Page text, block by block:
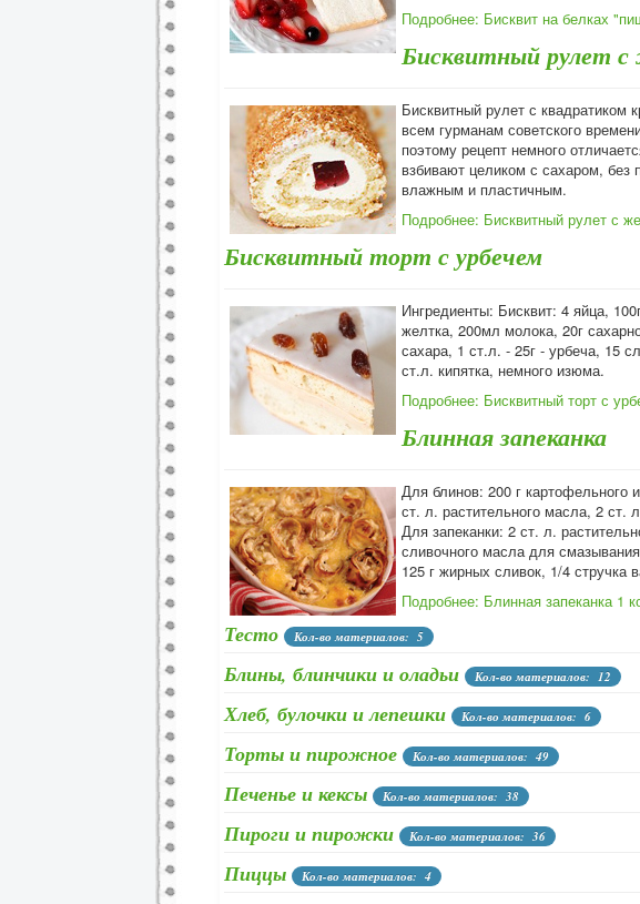
Подробнее: Бисквит на белках
Бисквитный рулет
Бисквитный рулет с квадратиком
всем гурманам советского
поэтому рецепт немного
взбивают целиком с сахаром, без
влажным и пластичным.
Подробнее: Бисквитный рулет с
Бисквитный торт с урбечем
Ингредиенты: Бисквит: 4 яйца,
желтка, 200мл молока, 20г
сахара, 1 ст.л. - 25г - урбеча, 15
ст.л. кипятка, немного изюма.
Подробнее: Бисквитный торт с
Блинная запеканка
Для блинов: 200 г картофельного
ст. л. растительного масла, 2 ст.
Для запеканки: 2 ст. л.
сливочного масла для
125 г жирных сливок, 1/4 стручка
Подробнее: Блинная запеканка 1
Тесто Кол-во материалов: 5
Блины, блинчики и оладьи Кол-во материалов: 12
Хлеб, булочки и лепешки Кол-во материалов: 6
Торты и пирожное Кол-во материалов: 49
Печенье и кексы Кол-во материалов: 38
Пироги и пирожки Кол-во материалов: 36
Пиццы Кол-во материалов: 4